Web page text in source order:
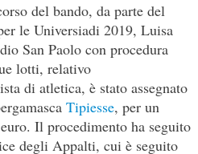
del bando, da parte del
le Universiadi 2019, Luisa
San Paolo con procedura
lotti, relativo
di atletica, è stato assegnato
Tipiesse, per un
Il procedimento ha seguito
degli Appalti, cui è seguito